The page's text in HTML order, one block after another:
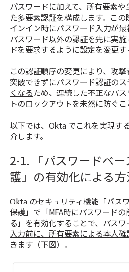
パスワードに加えて、所有要素
た多要素認証を構成します。こ
インイン時にパスワード入力が最
パスワード以外の認証を先に実
ドを要求するように設定を変更す
この認証順序の変更により、攻
突破できずにパスワード認証の
くなるため、連続した不正なパ
トのロックアウトを未然に防ぐこ
以下では、Okta でこれを実現す
介します。
2-1. 「パスワードベ
護」の有効化による方
Okta のセキュリティ機能「パス
保護」で「MFA時にパスワード
る」を有効化することで、 パス
入力前に、所有要素による本人
きます（下図）。